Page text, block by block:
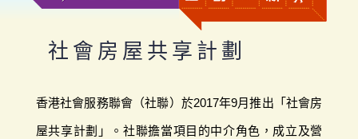
社會房屋共享計劃
香港社會服務聯會（社聯）於2017年9月推出「社會房
屋共享計劃」。社聯擔當項目的中介角色，成立及營